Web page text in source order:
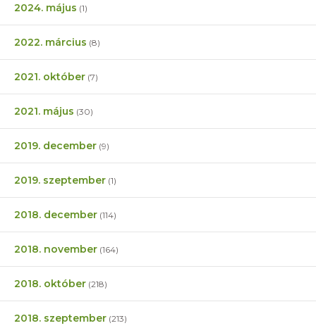
2024. május (1)
2022. március (8)
2021. október (7)
2021. május (30)
2019. december (9)
2019. szeptember (1)
2018. december (114)
2018. november (164)
2018. október (218)
2018. szeptember (213)